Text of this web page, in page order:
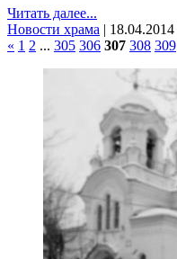
Читать далее...
Новости храма | 18.04.2014
« 1 2 ... 305 306 307 308 309